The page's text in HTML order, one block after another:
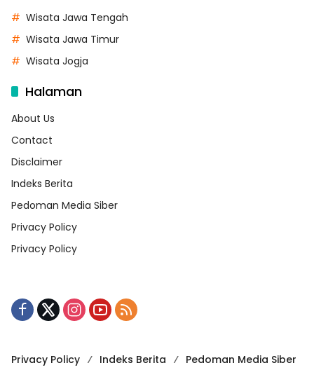
Wisata Jawa Tengah
Wisata Jawa Timur
Wisata Jogja
Halaman
About Us
Contact
Disclaimer
Indeks Berita
Pedoman Media Siber
Privacy Policy
Privacy Policy
Privacy Policy Indeks Berita Pedoman Media Siber